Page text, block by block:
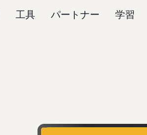
工具 パートナー 学習